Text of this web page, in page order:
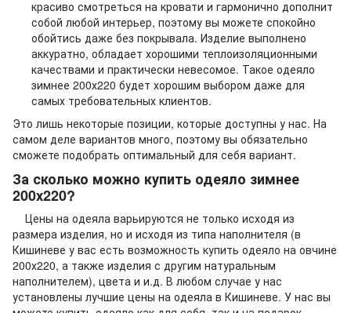
красиво смотреться на кровати и гармонично дополнит
собой любой интерьер, поэтому вы можете спокойно
обойтись даже без покрывала. Изделие выполнено
аккуратно, обладает хорошими теплоизоляционными
качествами и практически невесомое. Такое одеяло
зимнее 200х220 будет хорошим выбором даже для
самых требовательных клиентов.
Это лишь некоторые позиции, которые доступны у нас. На
самом деле вариантов много, поэтому вы обязательно
сможете подобрать оптимальный для себя вариант.
За сколько можно купить одеяло зимнее
200х220?
Цены на одеяла варьируются не только исходя из
размера изделия, но и исходя из типа наполнителя (в
Кишиневе у вас есть возможность купить одеяло на овчине
200х220, а также изделия с другим натуральным
наполнителем), цвета и и.д. В любом случае у нас
установлены лучшие цены на одеяла в Кишиневе. У нас вы